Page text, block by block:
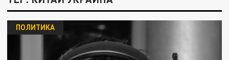
ПОЛИТИКА